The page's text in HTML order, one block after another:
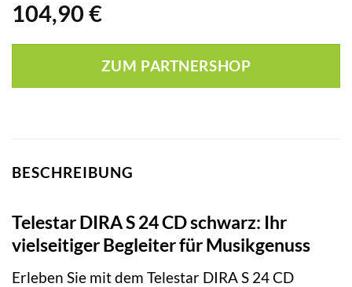
104,90 €
ZUM PARTNERSHOP
BESCHREIBUNG
Telestar DIRA S 24 CD schwarz: Ihr
vielseitiger Begleiter für Musikgenuss
Erleben Sie mit dem Telestar DIRA S 24 CD